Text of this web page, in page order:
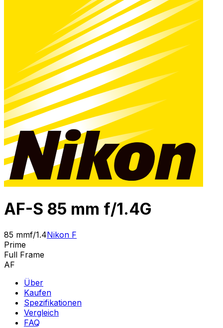
AF-S 85 mm f/1.4G
85 mmf/1.4Nikon F
Prime
Full Frame
AF
Über
Kaufen
Spezifikationen
Vergleich
FAQ